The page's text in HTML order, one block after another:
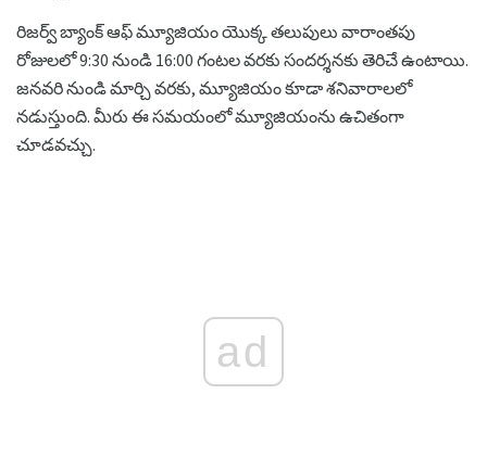
రిజర్వ్ బ్యాంక్ ఆఫ్ మ్యూజియం యొక్క తలుపులు వారాంతపు
రోజులలో 9:30 నుండి 16:00 గంటల వరకు సందర్శనకు తెరిచే ఉంటాయి.
జనవరి నుండి మార్చి వరకు, మ్యూజియం కూడా శనివారాలలో
నడుస్తుంది. మీరు ఈ సమయంలో మ్యూజియంను ఉచితంగా
చూడవచ్చు.
ad